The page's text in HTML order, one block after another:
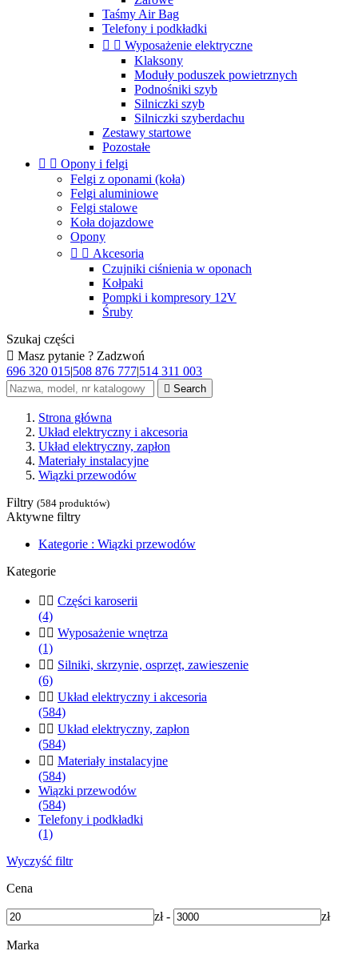
Taśmy Air Bag
Telefony i podkładki
  Wyposażenie elektryczne
Klaksony
Moduły poduszek powietrznych
Podnośniki szyb
Silniczki szyb
Silniczki szyberdachu
Zestawy startowe
Pozostałe
  Opony i felgi
Felgi z oponami (koła)
Felgi aluminiowe
Felgi stalowe
Koła dojazdowe
Opony
  Akcesoria
Czujniki ciśnienia w oponach
Kołpaki
Pompki i kompresory 12V
Śruby
Szukaj części
 Masz pytanie ? Zadzwoń
696 320 015|508 876 777|514 311 003
 Search
Strona główna
Układ elektryczny i akcesoria
Układ elektryczny, zapłon
Materiały instalacyjne
Wiązki przewodów
Filtry (584 produktów)
Aktywne filtry
Kategorie : Wiązki przewodów
Kategorie
  Części karoserii
(4)
  Wyposażenie wnętrza
(1)
  Silniki, skrzynie, osprzęt, zawieszenie
(6)
  Układ elektryczny i akcesoria
(584)
  Układ elektryczny, zapłon
(584)
  Materiały instalacyjne
(584)
Wiązki przewodów
(584)
Telefony i podkładki
(1)
Wyczyść filtr
Cena
zł - zł
Marka